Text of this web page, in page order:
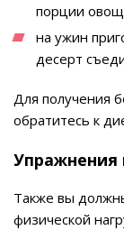
порции
на ужин
десерт
Для получения
обратитесь к
Упражнения
Также вы
физической